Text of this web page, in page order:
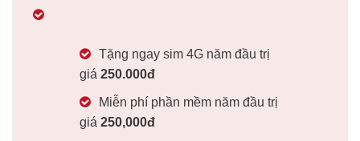
Tặng ngay sim 4G năm đầu trị
giá 250.000đ
Miễn phí phần mềm năm đầu trị
giá 250,000đ